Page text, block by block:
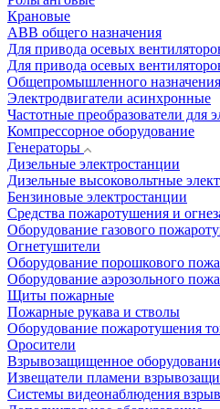
Крановые
АВВ общего назначения
Для привода осевых
Для привода осевых
Общепромышленного назначения
Электродвигатели асинхронные
Частотные преобразователи для
Компрессорное оборудование
Генераторы
Дизельные электростанции
Дизельные высоковольтные
Бензиновые электростанции
Средства пожаротушения и
Оборудование газового
Огнетушители
Оборудование порошкового
Оборудование аэрозольного
Щиты пожарные
Пожарные рукава и стволы
Оборудование пожаротушения
Оросители
Взрывозащищенное
Извещатели пламени
Системы видеонаблюдения